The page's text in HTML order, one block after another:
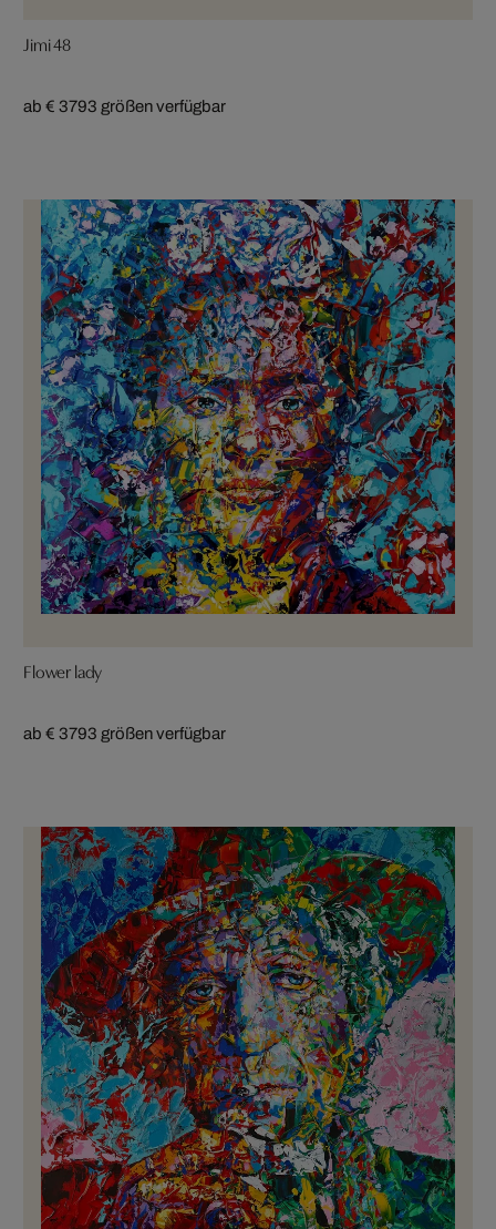
Jimi 48
ab € 3793 größen verfügbar
Flower lady
ab € 3793 größen verfügbar